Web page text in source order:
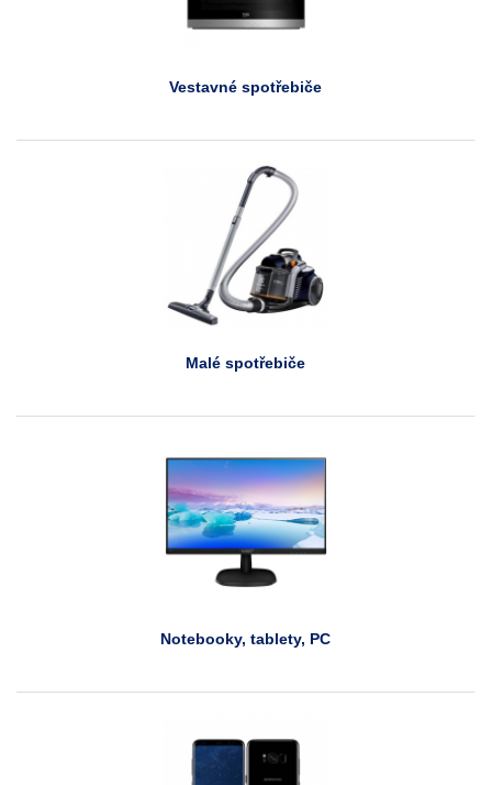
Vestavné spotřebiče
Malé spotřebiče
Notebooky, tablety, PC